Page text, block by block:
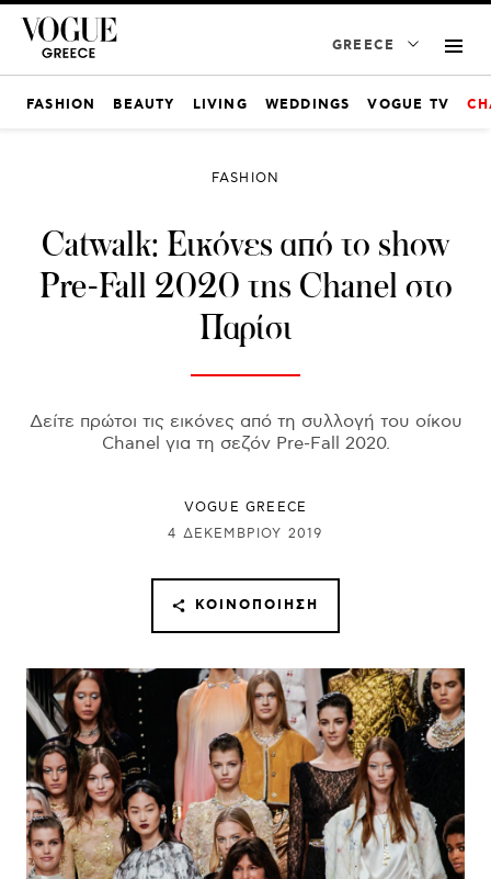
GREECE
FASHION BEAUTY LIVING WEDDINGS VOGUE TV
FASHION
Catwalk: Εικόνες από το show
Pre-Fall 2020 της Chanel στο
Παρίσι
Δείτε πρώτοι τις εικόνες από τη συλλογή του οίκου
Chanel για τη σεζόν Pre-Fall 2020.
VOGUE GREECE
4 ΔΕΚΕΜΒΡΊΟΥ 2019
ΚΟΙΝΟΠΟΊΗΣΗ